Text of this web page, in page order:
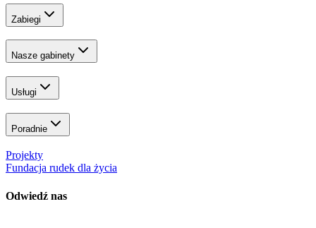
Zabiegi
Nasze gabinety
Usługi
Poradnie
Projekty
Fundacja rudek dla życia
Odwiedź nas